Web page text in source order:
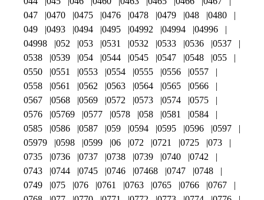
047
0470 0475 0476 0478 0479 048
0480
049
0493 0494 0495 04992 04994
04996
04998
052 053 0531 0532 0533 0536
0537
0538
0539 054 0544 0545 0547 0548
055
0550
0551 0553 0554 0555 0556
0557
0558
0561 0562 0563 0564 0565
0566
0567
0568 0569 0572 0573 0574
0575
0576
05769 0577 0578 058 0581
0584
0585
0586 0587 059 0594 0595 0596
0597
05979
0598 0599 06 072 0721 0725
073
0735
0736 0737 0738 0739 0740
0742
0743
0744 0745 0746 07468 0747
0748
0749
075 076 0761 0763 0765 0766
0767